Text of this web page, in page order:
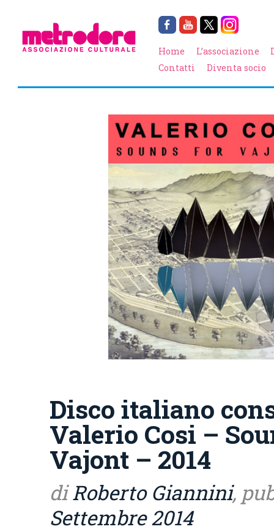
Home L’associazione
Contatti
Diventa socio
Disco italiano
Valerio Cosi –
Vajont – 2014
diRoberto Giannini,
Settembre 2014